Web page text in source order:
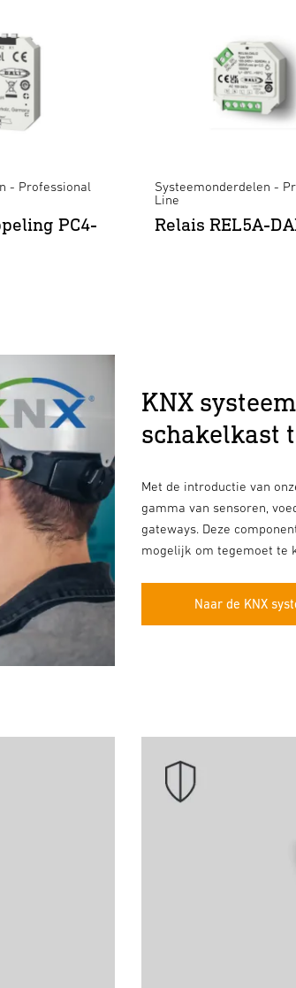
- Professional
PC4-
Systeemonderdelen -
Line
Relais REL5A-
KNX
schakelkast
Met de introductie van
gamma van sensoren,
gateways. Deze
mogelijk om tegemoet te
Naar de KNX